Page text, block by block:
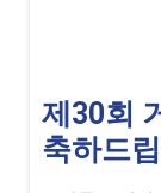
제30회
축하드